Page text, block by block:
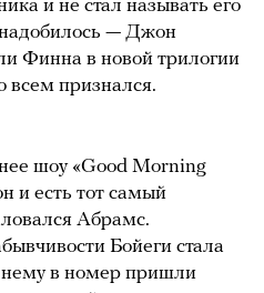
и не стал называть его
— Джон
Финна в новой трилогии
всем признался.
шоу «Good Morning
и есть тот самый
Абрамс.
Бойеги стала
в номер пришли